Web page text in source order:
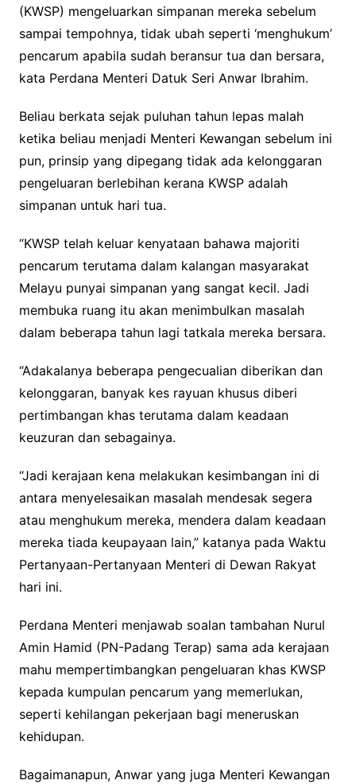
(KWSP) mengeluarkan simpanan mereka sebelum
sampai tempohnya, tidak ubah seperti ‘menghukum’
pencarum apabila sudah beransur tua dan bersara,
kata Perdana Menteri Datuk Seri Anwar Ibrahim.
Beliau berkata sejak puluhan tahun lepas malah
ketika beliau menjadi Menteri Kewangan sebelum ini
pun, prinsip yang dipegang tidak ada kelonggaran
pengeluaran berlebihan kerana KWSP adalah
simpanan untuk hari tua.
“KWSP telah keluar kenyataan bahawa majoriti
pencarum terutama dalam kalangan masyarakat
Melayu punyai simpanan yang sangat kecil. Jadi
membuka ruang itu akan menimbulkan masalah
dalam beberapa tahun lagi tatkala mereka bersara.
“Adakalanya beberapa pengecualian diberikan dan
kelonggaran, banyak kes rayuan khusus diberi
pertimbangan khas terutama dalam keadaan
keuzuran dan sebagainya.
“Jadi kerajaan kena melakukan kesimbangan ini di
antara menyelesaikan masalah mendesak segera
atau menghukum mereka, mendera dalam keadaan
mereka tiada keupayaan lain,” katanya pada Waktu
Pertanyaan-Pertanyaan Menteri di Dewan Rakyat
hari ini.
Perdana Menteri menjawab soalan tambahan Nurul
Amin Hamid (PN-Padang Terap) sama ada kerajaan
mahu mempertimbangkan pengeluaran khas KWSP
kepada kumpulan pencarum yang memerlukan,
seperti kehilangan pekerjaan bagi meneruskan
kehidupan.
Bagaimanapun, Anwar yang juga Menteri Kewangan